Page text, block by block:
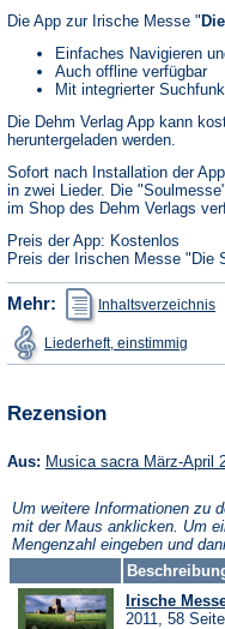
Die App zur Irische Messe "
Einfaches Navigieren
Auch offline verfügbar
Mit integrierter
Die Dehm Verlag App kann
heruntergeladen werden.
Sofort nach Installation der
in zwei Lieder. Die
im Shop des Dehm Verlags
Preis der App: Kostenlos
Preis der Irischen Messe "Die
Mehr: Inhaltsverzeichnisin
Liederheft, einstimmig
Rezension
Aus: Musica sacra März-April
Um weitere Informationen zu
mit der Maus anklicken. Um
Mengenzahl eingeben und
Irische
2011, 58